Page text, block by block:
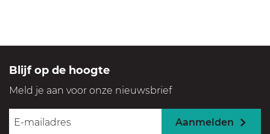
Blijf op de hoogte
Meld je aan voor onze nieuwsbrief
Aanmelden